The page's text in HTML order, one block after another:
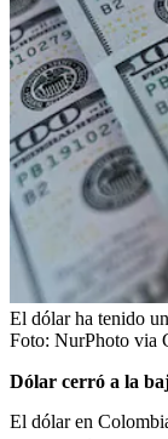
El dólar ha tenido
Foto: NurPhoto via
Dólar cerró a la
El dólar en